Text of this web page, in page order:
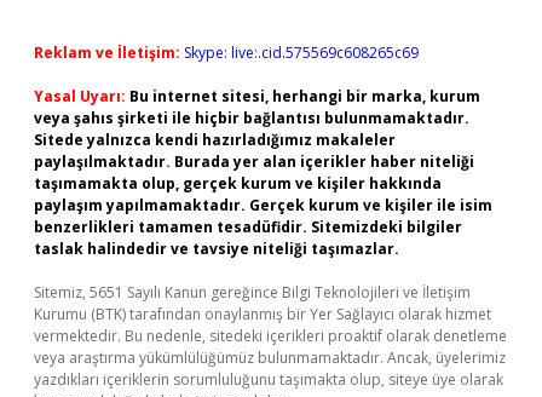
Reklam ve İletişim: Skype: live:.cid.575569c608265c69
Yasal Uyarı: Bu internet sitesi, herhangi bir marka, kurum
veya şahıs şirketi ile hiçbir bağlantısı bulunmamaktadır.
Sitede yalnızca kendi hazırladığımız makaleler
paylaşılmaktadır. Burada yer alan içerikler haber niteliği
taşımamakta olup, gerçek kurum ve kişiler hakkında
paylaşım yapılmamaktadır. Gerçek kurum ve kişiler ile isim
benzerlikleri tamamen tesadüfidir. Sitemizdeki bilgiler
taslak halindedir ve tavsiye niteliği taşımazlar.
Sitemiz, 5651 Sayılı Kanun gereğince Bilgi Teknolojileri ve İletişim
Kurumu (BTK) tarafından onaylanmış bir Yer Sağlayıcı olarak hizmet
vermektedir. Bu nedenle, sitedeki içerikleri proaktif olarak denetleme
veya araştırma yükümlülüğümüz bulunmamaktadır. Ancak, üyelerimiz
yazdıkları içeriklerin sorumluluğunu taşımakta olup, siteye üye olarak